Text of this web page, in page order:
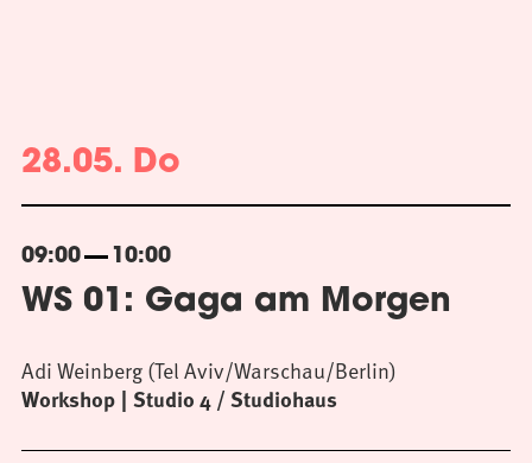
28.05. Do
09:00 10:00
WS 01: Gaga am Morgen
Workshop Studio 4 / Studiohaus
Adi Weinberg (Tel Aviv/Warschau/Berlin)